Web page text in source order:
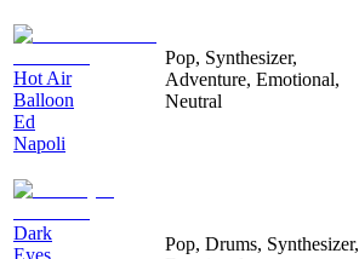
Hot Air
Balloon
Ed
Napoli
Pop, Synthesizer,
Adventure, Emotional,
Neutral
Dark
Eyes
Pop, Drums, Synthesizer,